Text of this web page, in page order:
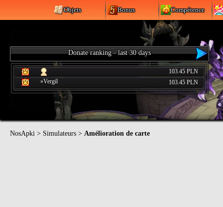
Objets Bonus Compétence
Donate ranking - last 30 days
103.45 PLN
»Vergil
103.45 PLN
NosApki > Simulateurs > Amélioration de carte